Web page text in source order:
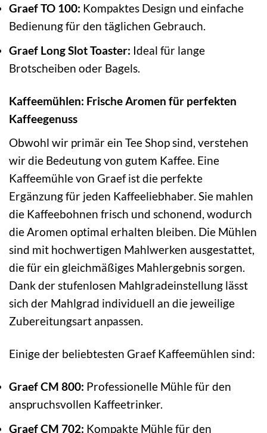
Graef TO 100: Kompaktes Design und einfache
Bedienung für den täglichen Gebrauch.
Graef Long Slot Toaster: Ideal für lange
Brotscheiben oder Bagels.
Kaffeemühlen: Frische Aromen für perfekten
Kaffeegenuss
Obwohl wir primär ein Tee Shop sind, verstehen
wir die Bedeutung von gutem Kaffee. Eine
Kaffeemühle von Graef ist die perfekte
Ergänzung für jeden Kaffeeliebhaber. Sie mahlen
die Kaffeebohnen frisch und schonend, wodurch
die Aromen optimal erhalten bleiben. Die Mühlen
sind mit hochwertigen Mahlwerken ausgestattet,
die für ein gleichmäßiges Mahlergebnis sorgen.
Dank der stufenlosen Mahlgradeinstellung lässt
sich der Mahlgrad individuell an die jeweilige
Zubereitungsart anpassen.
Einige der beliebtesten Graef Kaffeemühlen sind:
Graef CM 800: Professionelle Mühle für den
anspruchsvollen Kaffeetrinker.
Graef CM 702: Kompakte Mühle für den